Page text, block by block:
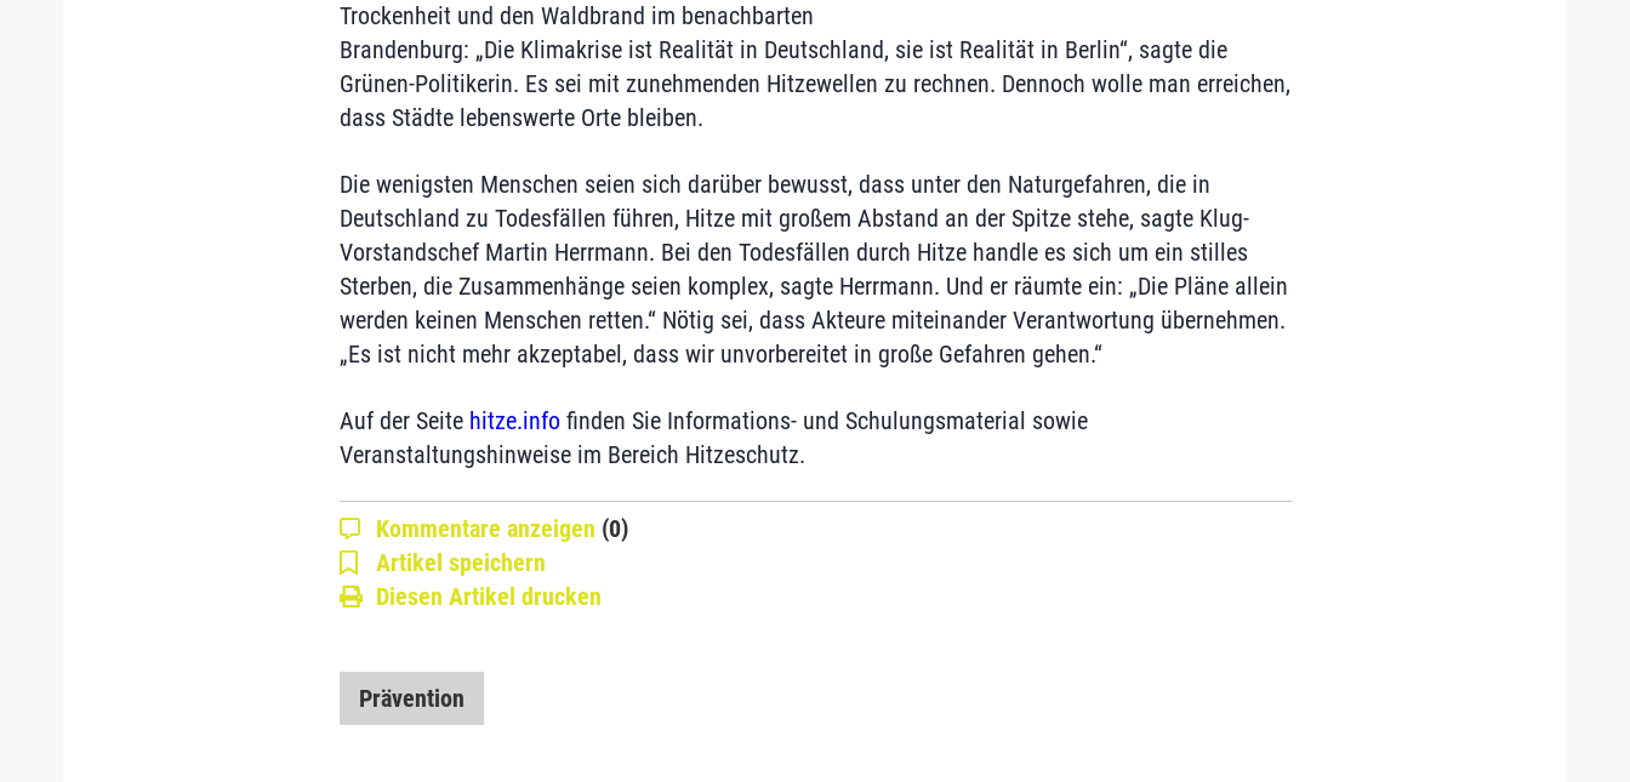
Trockenheit und den Waldbrand im benachbarten
Brandenburg: „Die Klimakrise ist Realität in Deutschland, sie ist Realität in Berlin“, sagte die
Grünen-Politikerin. Es sei mit zunehmenden Hitzewellen zu rechnen. Dennoch wolle man erreichen,
dass Städte lebenswerte Orte bleiben.
Die wenigsten Menschen seien sich darüber bewusst, dass unter den Naturgefahren, die in
Deutschland zu Todesfällen führen, Hitze mit großem Abstand an der Spitze stehe, sagte Klug-
Vorstandschef Martin Herrmann. Bei den Todesfällen durch Hitze handle es sich um ein stilles
Sterben, die Zusammenhänge seien komplex, sagte Herrmann. Und er räumte ein: „Die Pläne allein
werden keinen Menschen retten.“ Nötig sei, dass Akteure miteinander Verantwortung übernehmen.
„Es ist nicht mehr akzeptabel, dass wir unvorbereitet in große Gefahren gehen.“
Auf der Seite hitze.infofinden Sie Informations- und Schulungsmaterial sowie
Veranstaltungshinweise im Bereich Hitzeschutz.
Kommentare anzeigen (0)
Artikel speichern
Diesen Artikel drucken
Prävention